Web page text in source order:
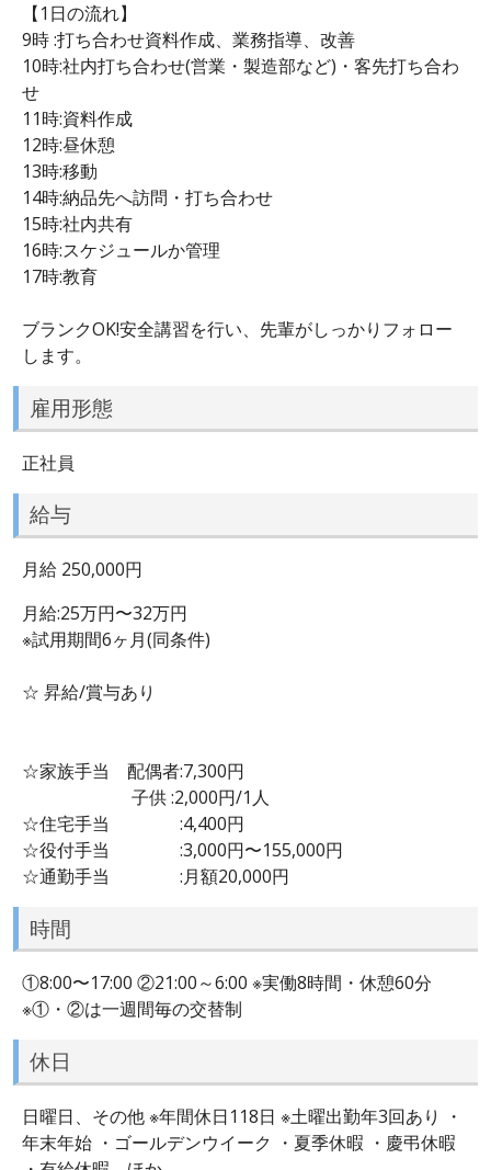
【1日の流れ】
9時 :打ち合わせ資料作成、業務指導、改善
10時:社内打ち合わせ(営業・製造部など)・客先打ち合わ
せ
11時:資料作成
12時:昼休憩
13時:移動
14時:納品先へ訪問・打ち合わせ
15時:社内共有
16時:スケジュールか管理
17時:教育
ブランクOK!安全講習を行い、先輩がしっかりフォロー
します。
雇用形態
正社員
給与
月給 250,000円
月給:25万円〜32万円
※試用期間6ヶ月(同条件)
☆ 昇給/賞与あり
☆家族手当 配偶者:7,300円
子供 :2,000円/1人
☆住宅手当 :4,400円
☆役付手当 :3,000円〜155,000円
☆通勤手当 :月額20,000円
時間
①8:00〜17:00 ②21:00～6:00 ※実働8時間・休憩60分
※①・②は一週間毎の交替制
休日
日曜日、その他 ※年間休日118日 ※土曜出勤年3回あり ・
年末年始 ・ゴールデンウイーク ・夏季休暇 ・慶弔休暇